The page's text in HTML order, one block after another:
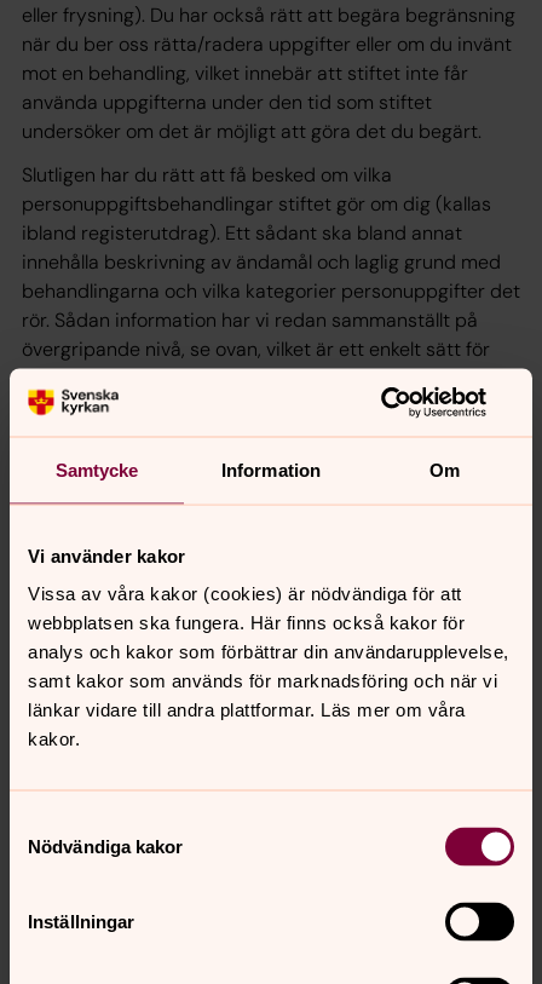
Samtycke Information Om
Vi använder kakor
Vissa av våra kakor (cookies) är nödvändiga för att
webbplatsen ska fungera. Här finns också kakor för
analys och kakor som förbättrar din användarupplevelse,
samt kakor som används för marknadsföring och när vi
länkar vidare till andra plattformar. Läs mer om våra
kakor.
Nödvändiga kakor
Inställningar
eller frysning). Du har också rätt att begära begränsning
när du ber oss rätta/radera uppgifter eller om du invänt
mot en behandling, vilket innebär att stiftet inte får
använda uppgifterna under den tid som stiftet
undersöker om det är möjligt att göra det du begärt.
Slutligen har du rätt att få besked om vilka
personuppgiftsbehandlingar stiftet gör om dig (kallas
ibland registerutdrag). Ett sådant ska bland annat
innehålla beskrivning av ändamål och laglig grund med
behandlingarna och vilka kategorier personuppgifter det
rör. Sådan information har vi redan sammanställt på
övergripande nivå, se ovan, vilket är ett enkelt sätt för
personuppgifter. Ett registerutdrag innebär att du ska få
en överblick över behandlingar så du förstår var dina
personuppgifter eventuellt behandlas (du har dock inte
enligt kyrkoordningens regler om offentlighet och förbud
mot att röja uppgifter). Observera också att stiftet inte
kan lämna ut registerutdrag om detta kommer i konflikt
med krav på tystnadsplikt i lag och kollektivavtal
(lagkrav finns bland annat beträffande stiftets
dataskyddsombud, och stiftet har också inskrivna krav
om tystnadsplikt i kyrkoordningen och i stiftets
innehåll?